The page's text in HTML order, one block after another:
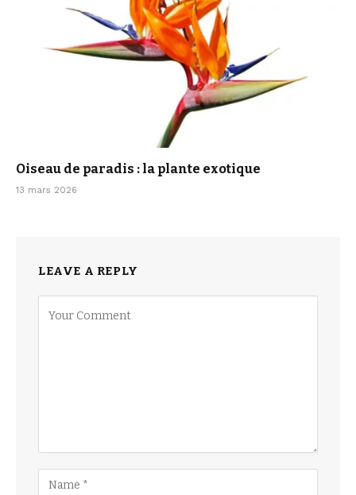
Oiseau de paradis : la plante exotique
13 mars 2026
LEAVE A REPLY